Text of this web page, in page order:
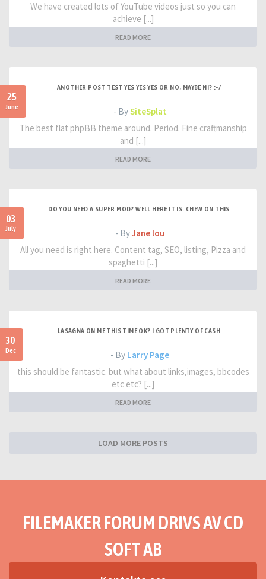
We have created lots of YouTube videos just so you can
achieve [...]
READ MORE
25
June
ANOTHER POST TEST YES YES YES OR NO, MAYBE NI? :-/
- BySiteSplat
The best flat phpBB theme around. Period. Fine craftmanship
and [...]
READ MORE
03
July
DO YOU NEED A SUPER MOD? WELL HERE IT IS. CHEW ON THIS
- ByJane lou
All you need is right here. Content tag, SEO, listing, Pizza and
spaghetti [...]
READ MORE
30
Dec
LASAGNA ON ME THIS TIME OK? I GOT PLENTY OF CASH
- By Larry Page
this should be fantastic. but what about links,images, bbcodes
etc etc? [...]
READ MORE
LOAD MORE POSTS
FILEMAKER FORUM DRIVS AV CD
SOFT AB